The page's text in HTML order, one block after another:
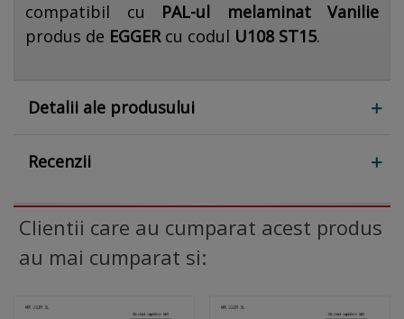
compatibil cu PAL-ul melaminat
Vanilie
produs de EGGERcu codul U108 ST15.
Detalii ale produsului
Recenzii
Clientii care au cumparat acest produs
au mai cumparat si: